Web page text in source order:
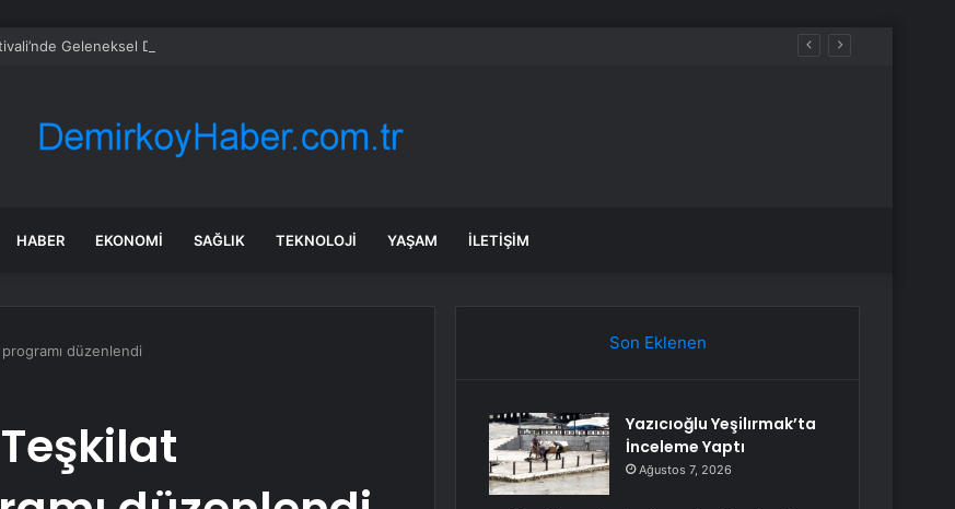
Geleneksel Defile
HABER EKONOMI SAĞLIK TEKNOLOJI YAŞAM İLETIŞIM
programı düzenlendi Son Eklenen
Yazıcıoğlu Yeşilırmak’ta
İnceleme Yaptı
Ağustos 7, 2026